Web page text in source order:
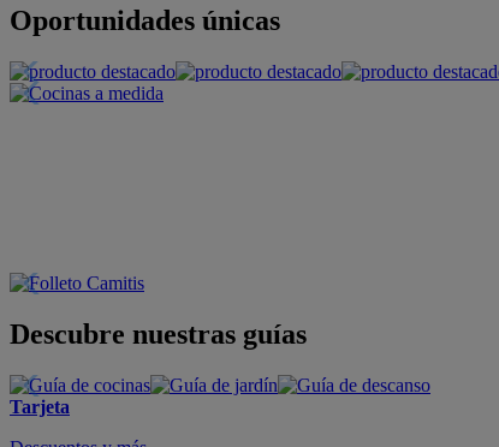
Oportunidades únicas
Descubre nuestras guías
Tarjeta